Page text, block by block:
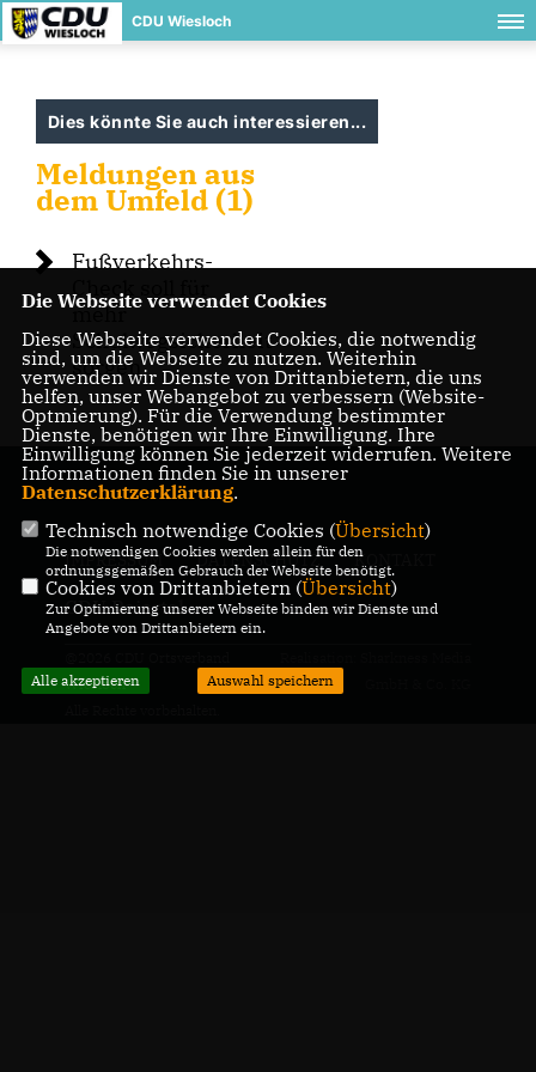
CDU Wiesloch
Dies könnte Sie auch interessieren...
Meldungen aus
dem Umfeld (1)
Fußverkehrs-
Check soll für
mehr
Schulwegsicherheit
sorgen
IMPRESSUM DATENSCHUTZ KONTAKT
CDU Baiertal
Wiesloch
Die Webseite verwendet Cookies
Diese Webseite verwendet Cookies, die notwendig
sind, um die Webseite zu nutzen. Weiterhin
verwenden wir Dienste von Drittanbietern, die uns
helfen, unser Webangebot zu verbessern (Website-
Optmierung). Für die Verwendung bestimmter
Dienste, benötigen wir Ihre Einwilligung. Ihre
Einwilligung können Sie jederzeit widerrufen. Weitere
Informationen finden Sie in unserer
Datenschutzerklärung.
Technisch notwendige Cookies (Übersicht)
Die notwendigen Cookies werden allein für den
ordnungsgemäßen Gebrauch der Webseite benötigt.
Cookies von Drittanbietern (Übersicht)
Zur Optimierung unserer Webseite binden wir Dienste und
Angebote von Drittanbietern ein.
Alle akzeptieren Auswahl speichern